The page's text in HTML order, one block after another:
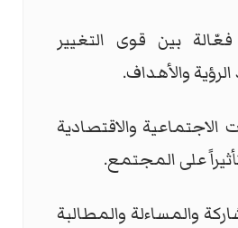
بين قوى التغيير
والأهداف.
والاقتصادية
على المجتمع.
والمساءلة والمطالبة